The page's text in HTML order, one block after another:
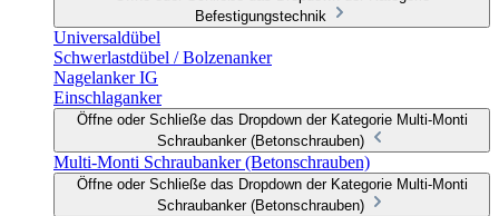
Befestigungstechnik
Universaldübel
Schwerlastdübel / Bolzenanker
Nagelanker IG
Einschlaganker
Öffne oder Schließe das Dropdown der Kategorie Multi-Monti
Schraubanker (Betonschrauben)
Multi-Monti Schraubanker (Betonschrauben)
Öffne oder Schließe das Dropdown der Kategorie Multi-Monti
Schraubanker (Betonschrauben)